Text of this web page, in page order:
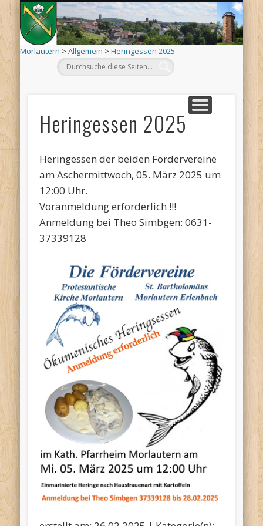
Morlautern > Allgemein > Heringessen 2025
DEHÄM
AKTUELLES
TERMINE
ORTSINFO
SCHÄÄ
LÄÄWE
KIRCHEN
VEREINE
ARCHIV
LINKS
Heringessen 2025
Heringessen der beiden Fördervereine
am Aschermittwoch, 05. März 2025 um
12:00 Uhr.
Voranmeldung erforderlich !!!
Anmeldung bei Theo Simbgen: 0631-
37339128